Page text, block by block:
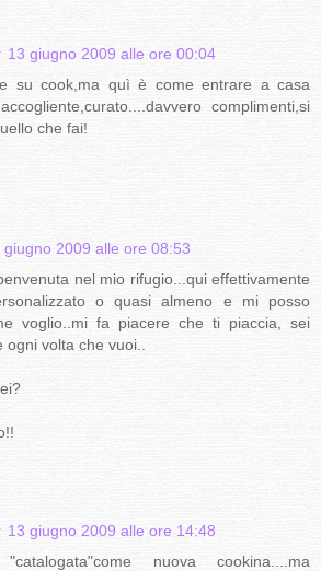
13 giugno 2009 alle ore 00:04
su cook,ma quì è come entrare a casa
complimenti,si
che fai!
giugno 2009 alle ore 08:53
nel mio rifugio...qui effettivamente
o quasi almeno e mi posso
voglio..mi fa piacere che ti piaccia, sei
volta che vuoi..
13 giugno 2009 alle ore 14:48
"catalogata"come nuova cookina....ma